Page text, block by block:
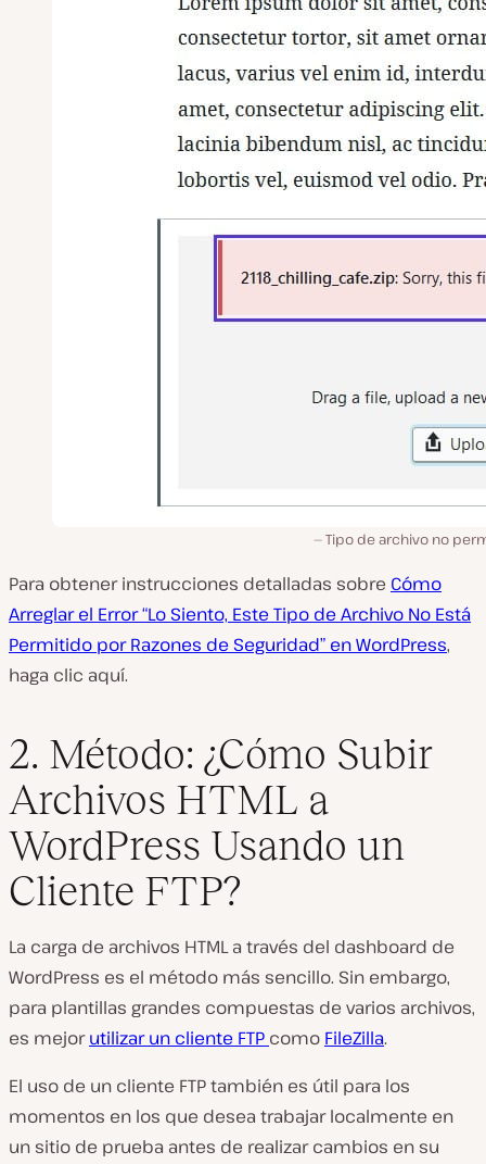
Tipo de archivo no
Para obtener instrucciones detalladas sobre Cómo
Arreglar el Error “Lo Siento, Este Tipo de Archivo No Está
Permitido por Razones de Seguridad” en WordPress,
haga clic aquí.
2. Método: ¿Cómo Subir
Archivos HTML a
WordPress Usando un
Cliente FTP?
La carga de archivos HTML a través del dashboard de
WordPress es el método más sencillo. Sin embargo,
para plantillas grandes compuestas de varios archivos,
es mejorutilizar un cliente FTP como FileZilla.
El uso de un cliente FTP también es útil para los
momentos en los que desea trabajar localmente en
un sitio de prueba antes de realizar cambios en su